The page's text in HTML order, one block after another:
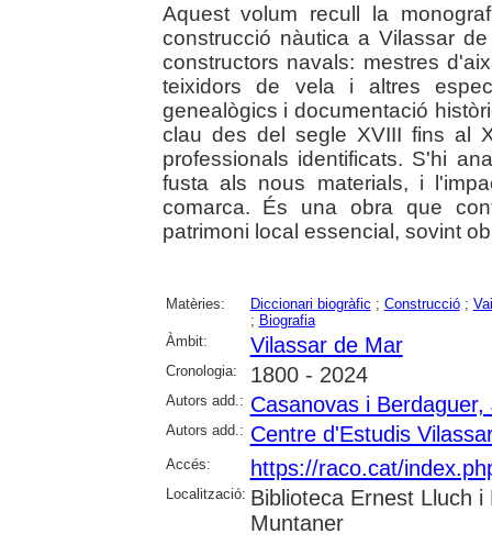
Aquest volum recull la
construcció nàutica a Vilassar
constructors navals: mestres
teixidors de vela i altres
genealògics i documentació
clau des del segle XVIII fins al
professionals identificats. S'hi
fusta als nous materials, i
comarca. És una obra que
patrimoni local essencial, sovint
Matèries: Diccionari biogràfic ; Construcció;
; Biografia
Àmbit:
Vilassar de Mar
Cronologia: 1800 - 2024
Autors add.: Casanovas i Berdaguer,
Autors add.: Centre d'Estudis
Accés: https://raco.cat/
Localització: Biblioteca Ernest Lluch
Muntaner